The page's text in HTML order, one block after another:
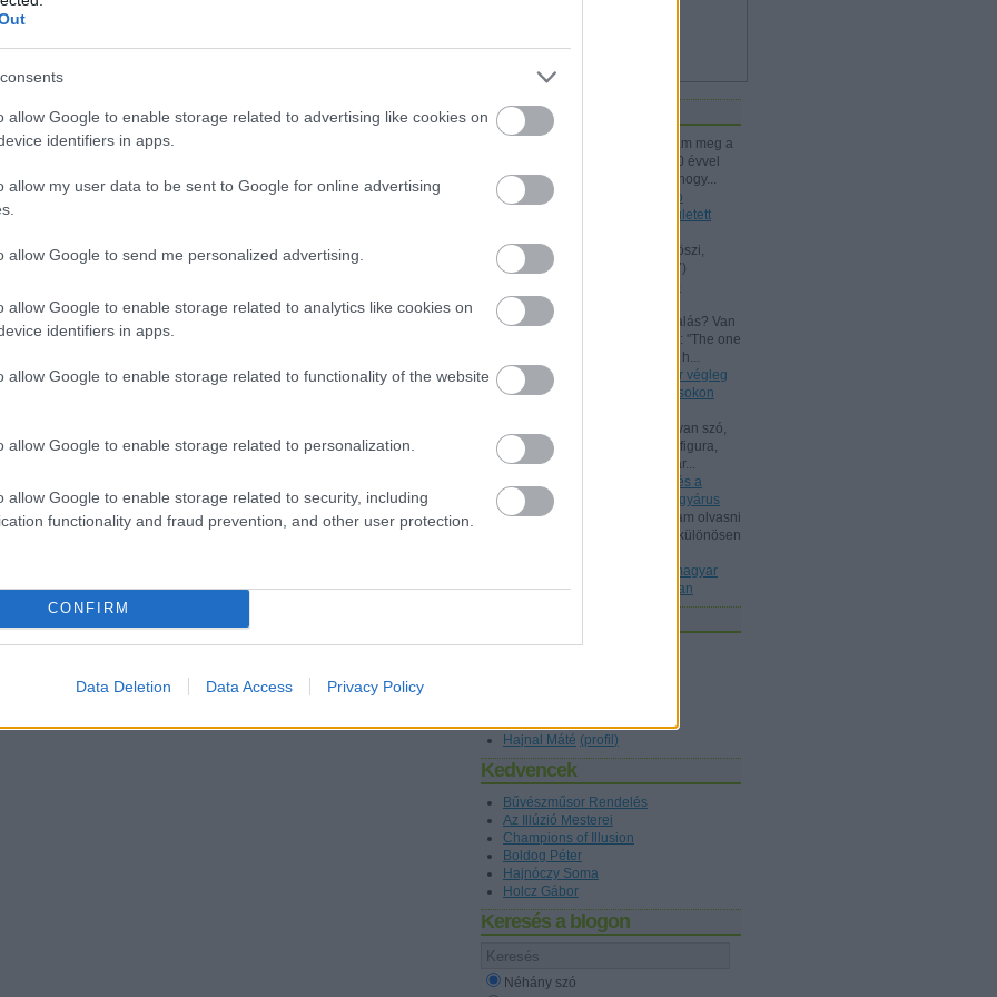
allow Google to enable storage related to advertising like cookies on
identifiers in apps.
allow my user data to be sent to Google for online advertising
allow Google to send me personalized advertising.
allow Google to enable storage related to analytics like cookies on
identifiers in apps.
allow Google to enable storage related to functionality of the website
allow Google to enable storage related to personalization.
allow Google to enable storage related to security, including
functionality and fraud prevention, and other user protection.
CONFIRM
Data Deletion Data Access Privacy Policy
Friss topikok
Nagymamámtól kaptam meg a
25 Kártyatrükköt, amit ő kb. 20 évvel
korábban vehetett. (Jó tudni, hogy...
2024.12.03. 18:24
A Rodolfo
bűvészdobozok - 110 éve született
Kelle Botond:
@Omcsesz: Köszi,
javítottam.
2024.06.18. 10:17)
Beszámoló a bűvész Európa-
bajnokságról - FISM 2024
aang:
@Kelle Botond: És, csalás? Van
tudományos magyarázat erre: "The one
he bent with me peering over h...
2021.07.25. 19:15
Uri Geller végleg
"megtért": bűvészkongresszusokon
Szerintem itt is arról van szó,
hogy egy ennyire kidolgozott figura,
brand esetén fontos, hogy már...
Rodolfo és a
Dunából kimentett kínai gyöngyárus
Shisho: Érdeklődéssel szoktam olvasni
a blogot, ez mint könyvtárost különösen
Az első magyar
nyelvű bűvészkönyv nyomában
Hajnal Máté (profil )
Kedvencek
Bűvészműsor Rendelés
Az Illúzió Mesterei
Champions of Illusion
Boldog Péter
Hajnóczy Soma
Holcz Gábor
Keresés a blogon
Néhány szó